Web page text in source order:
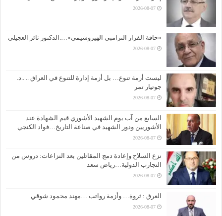
2026-08-07
«حافة القرار الترامبي الهيروشيمي»….الدكتور ثائر العجيلي
2026-08-07
ليست أزمة تنوع… بل أزمة إدارة للتنوع في العراق .. ..د.
جوتيار تمر
2026-08-07
السابع من آب يوم الشهيد الأشوري قيم الشهادة عند
الأشوريين ودور الشهيد في صناعة التاريخ…فواد الكنجي
2026-08-07
نزع السلاح وإعادة دمج المقاتلين بعد النزاعات: دروس من
التجارب الدولية…رياض سعد
2026-08-07
العرق : ثروة… وأزمة رواتب …مهند محمود شوقي
2026-08-07